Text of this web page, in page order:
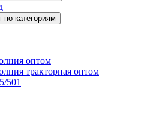
по категориям
оптом
тракторная оптом
501